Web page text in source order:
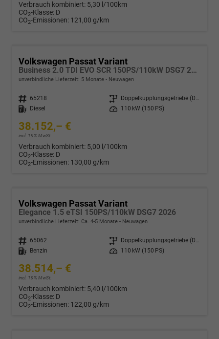
Verbrauch kombiniert: 5,30 l/100km
CO2-Klasse: D
CO2-Emissionen: 121,00 g/km
Volkswagen Passat Variant
Business 2.0 TDI EVO SCR 150PS/110kW DSG7 2026
unverbindliche Lieferzeit: 5 Monate Neuwagen
Fahrzeugnr. 65218 Getriebe
Doppelkupplungsgetriebe (DSG)
Kraftstoff
Diesel Leistung 110 kW (150 PS)
38.152,– €
incl. 19% MwSt.
Verbrauch kombiniert: 5,00 l/100km
CO2-Klasse: D
CO2-Emissionen: 130,00 g/km
Volkswagen Passat Variant
Elegance 1.5 eTSI 150PS/110kW DSG7 2026
unverbindliche Lieferzeit: Ca. 4-5 Monate Neuwagen
Fahrzeugnr. 65062 Getriebe
Doppelkupplungsgetriebe (DSG)
Kraftstoff
Benzin Leistung 110 kW (150 PS)
38.514,– €
incl. 19% MwSt.
Verbrauch kombiniert: 5,40 l/100km
CO2-Klasse: D
CO2-Emissionen: 122,00 g/km